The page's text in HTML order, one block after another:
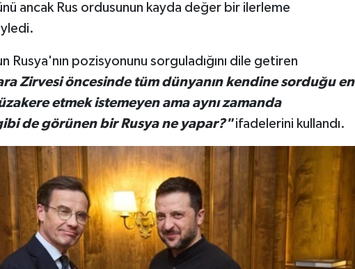
ancak Rus ordusunun kayda değer bir ilerleme
Rusya'nın pozisyonunu sorguladığını dile getiren
Zirvesi öncesinde tüm dünyanın kendine sorduğu en
etmek istemeyen ama aynı zamanda
de görünen bir Rusya ne yapar?"ifadelerini kullandı.